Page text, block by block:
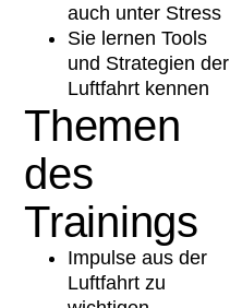
auch unter Stress
Sie lernen Tools
und Strategien der
Luftfahrt kennen
Themen
des
Trainings
Impulse aus der
Luftfahrt zu